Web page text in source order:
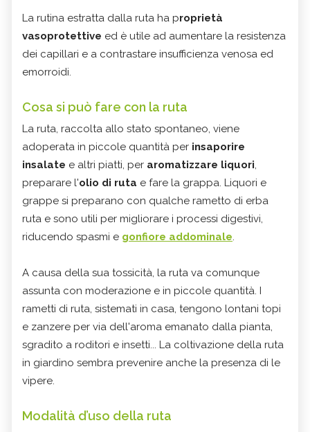
La rutina estratta dalla ruta ha proprietà
vasoprotettive ed è utile ad aumentare la resistenza
dei capillari e a contrastare insufficienza venosa ed
emorroidi.
Cosa si può fare con la ruta
La ruta, raccolta allo stato spontaneo, viene
adoperata in piccole quantità per insaporire
insalate e altri piatti, per aromatizzare liquori,
preparare l'olio di ruta e fare la grappa. Liquori e
grappe si preparano con qualche rametto di erba
ruta e sono utili per migliorare i processi digestivi,
riducendo spasmi e gonfiore addominale.
A causa della sua tossicità, la ruta va comunque
assunta con moderazione e in piccole quantità. I
rametti di ruta, sistemati in casa, tengono lontani topi
e zanzere per via dell'aroma emanato dalla pianta,
sgradito a roditori e insetti... La coltivazione della ruta
in giardino sembra prevenire anche la presenza di le
vipere.
Modalità d’uso della ruta